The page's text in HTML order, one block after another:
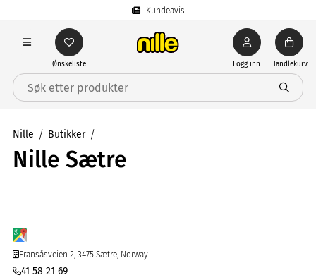
Kundeavis
Ønskeliste Logg inn Handlekurv
Nille Butikker
Nille Sætre
Fransåsveien 2, 3475 Sætre, Norway
41 58 21 69